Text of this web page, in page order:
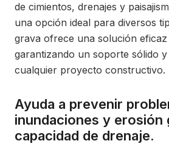
de cimientos, drenajes y
una opción ideal para diversos
grava ofrece una solución
garantizando un soporte sólido
cualquier proyecto constructivo.
Ayuda a prevenir
inundaciones y erosión
capacidad de drenaje.